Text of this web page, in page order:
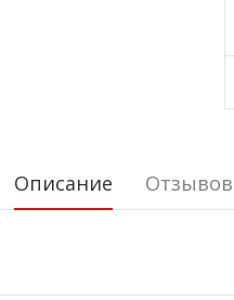
Описание